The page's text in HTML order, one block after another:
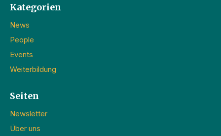
Kategorien
News
People
Events
Weiterbildung
Seiten
Newsletter
Über uns